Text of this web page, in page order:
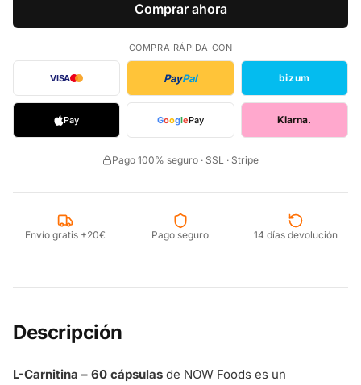
Comprar ahora
COMPRA RÁPIDA CON
VISA PayPal bizum
Pay GooglePay Klarna.
Pago 100% seguro · SSL · Stripe
Envío gratis +20€ Pago seguro 14 días devolución
Descripción
L-Carnitina – 60 cápsulas de NOW Foods es un